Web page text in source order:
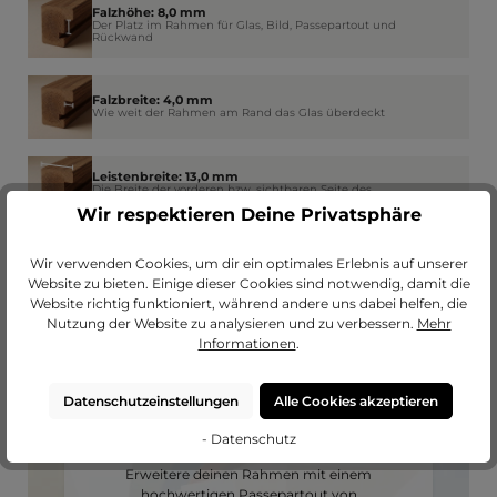
Falzhöhe: 8,0 mm
Der Platz im Rahmen für Glas, Bild, Passepartout und
Rückwand
Falzbreite: 4,0 mm
Wie weit der Rahmen am Rand das Glas überdeckt
Leistenbreite: 13,0 mm
Die Breite der vorderen bzw. sichtbaren Seite des
Passendes Passepartout?
Erweitere deinen Rahmen mit einem
Wir respektieren Deine Privatsphäre
Wir verwenden Cookies, um dir ein optimales Erlebnis auf unserer
Website zu bieten. Einige dieser Cookies sind notwendig, damit die
Website richtig funktioniert, während andere uns dabei helfen, die
Nutzung der Website zu analysieren und zu verbessern. Mehr
Informationen.
Datenschutzeinstellungen Alle Cookies akzeptieren
- Datenschutz